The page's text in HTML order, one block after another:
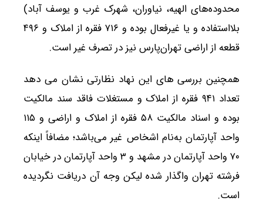
محدوده‌های الهیه، نیاوران، شهرک غرب و یوسف آباد)
بلااستفاده و یا غیرفعال بوده و ۷۱۶ فقره از املاک و ۴۹۶
قطعه از اراضی تهران‌پارس نیز در تصرف غیر است.
همچنین بررسی های این نهاد نظارتی نشان می دهد
تعداد ۹۴۱ فقره از املاک و مستغلات فاقد سند مالکیت
بوده و اسناد مالکیت ۵۸ فقره از املاک و اراضی و ۱۱۵
واحد آپارتمان به‌نام اشخاص غیر می‌باشد؛ مضافاً اینکه
۷۰ واحد آپارتمان در مشهد و ۳ واحد آپارتمان در خیابان
فرشته تهران واگذار شده لیکن وجه آن دریافت نگردیده
است.